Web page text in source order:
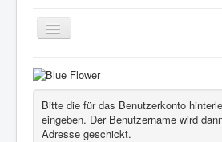
Home
Bitte die für das Benutzerkonto
eingeben. Der Benutzername wird
Adresse geschickt.